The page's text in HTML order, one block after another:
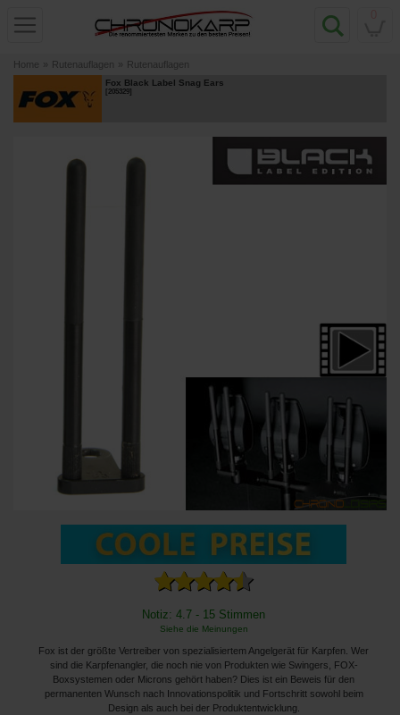
Home » Rutenauflagen » Rutenauflagen
Fox Black Label Snag Ears
[205329]
Notiz: 4.7 - 15 Stimmen
Siehe die Meinungen
Fox ist der größte Vertreiber von spezialisiertem Angelgerät für Karpfen. Wer
sind die Karpfenangler, die noch nie von Produkten wie Swingers, FOX-
Boxsystemen oder Microns gehört haben? Dies ist ein Beweis für den
permanenten Wunsch nach Innovationspolitik und Fortschritt sowohl beim
Design als auch bei der Produktentwicklung.